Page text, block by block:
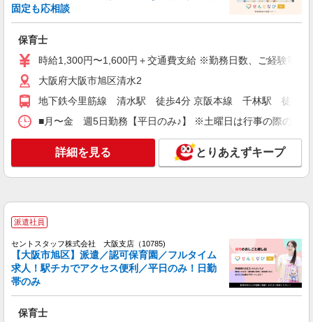
サンヨーホームズコミュニティ(株)新森サンフレンズ保育園
を受けている場合別途1万円 ※最低でも見込年収
研修で更に高い可能性もあります お気軽にお問い
合わせください ↓↓LINEのIDから友達追加・質問を
どうぞ！↓↓ ID：@098uaxin
大阪府大阪市旭区新森６丁目３番４５号
キープ 詳細を見る
派遣社員
株式会社パソナライフケア
【時給1500円・関目高殿】定員90名の保育園
時給1430円 交通費支給
キープ 詳細を見る
派遣社員
株式会社クレセント
固定も応相談
保育士
時給1,300円〜1,600円＋交通費支給 ※勤務日数、ご経験等に
大阪府大阪市旭区清水2
地下鉄今里筋線 清水駅 徒歩4分 京阪本線 千林駅 徒歩7
■月〜金 週5日勤務【平日のみ♪】 ※土曜日は行事の際の
詳細を見る とりあえずキープ
派遣社員
セントスタッフ株式会社 大阪支店（10785)
【大阪市旭区】派遣／認可保育園／フルタイム
求人！駅チカでアクセス便利／平日のみ！日勤
帯のみ
保育士